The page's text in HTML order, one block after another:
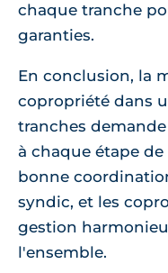
chaque tranche
garanties.
En conclusion, la
copropriété dans
tranches
à chaque étape
bonne
syndic, et les
gestion
l'ensemble.